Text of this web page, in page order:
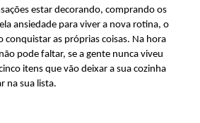
estar decorando, comprando os
ansiedade para viver a nova rotina, o
as próprias coisas. Na hora
pode faltar, se a gente nunca viveu
itens que vão deixar a sua cozinha
na sua lista.